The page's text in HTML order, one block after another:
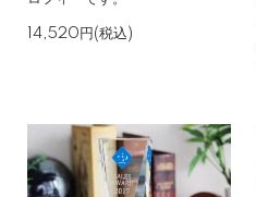
14,520円(税込)